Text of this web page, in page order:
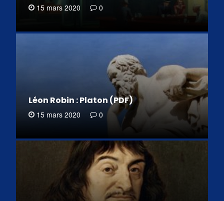
15 mars 2020 0
Léon Robin : Platon (PDF)
15 mars 2020 0